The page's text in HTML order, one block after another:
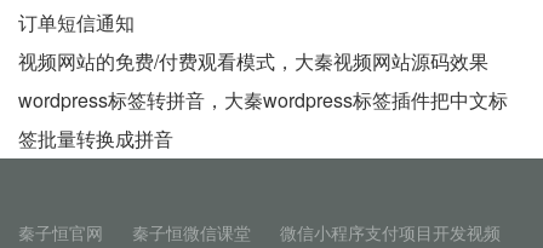
订单短信通知
视频网站的免费/付费观看模式，大秦视频网站源码效果
wordpress标签转拼音，大秦wordpress标签插件把中文标
签批量转换成拼音
秦子恒官网 秦子恒微信课堂 微信小程序支付项目开发视频